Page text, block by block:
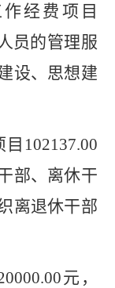
经费项目
员的管理服
设、思想建
102137.00
部、离休干
离退休干部
元，